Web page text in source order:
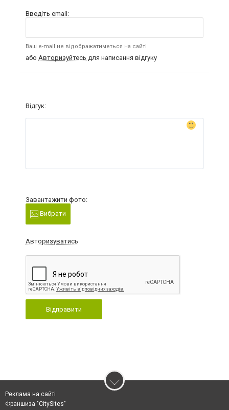
Введіть email:
Ваш e-mail не відображатиметься на сайті
або Авторизуйтесь для написання відгуку
Відгук:
Завантажити фото:
Вибрати
Авторизуватись
Відправити
Реклама на сайті
Франшиза "CitySites"